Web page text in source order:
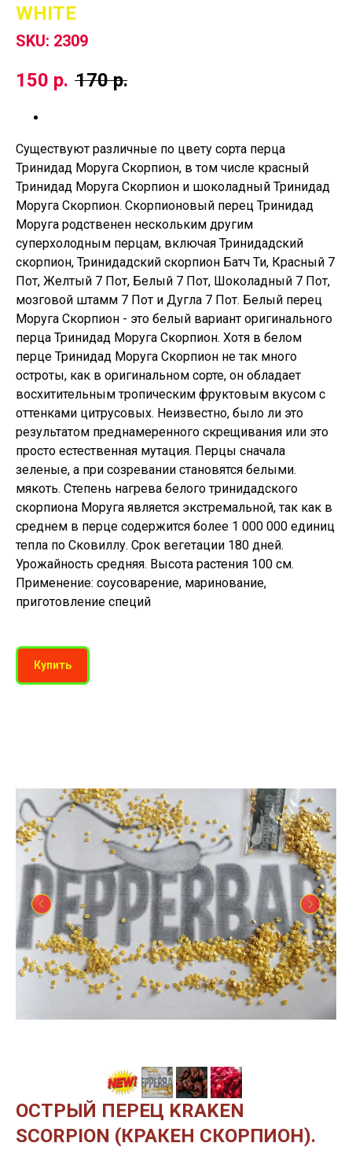
WHITE
SKU: 2309
150 р. 170 р.
Существуют различные по цвету сорта перца
Тринидад Моруга Скорпион, в том числе красный
Тринидад Моруга Скорпион и шоколадный Тринидад
Моруга Скорпион. Скорпионовый перец Тринидад
Моруга родственен нескольким другим
суперхолодным перцам, включая Тринидадский
скорпион, Тринидадский скорпион Батч Ти, Красный 7
Пот, Желтый 7 Пот, Белый 7 Пот, Шоколадный 7 Пот,
мозговой штамм 7 Пот и Дугла 7 Пот. Белый перец
Моруга Скорпион - это белый вариант оригинального
перца Тринидад Моруга Скорпион. Хотя в белом
перце Тринидад Моруга Скорпион не так много
остроты, как в оригинальном сорте, он обладает
восхитительным тропическим фруктовым вкусом с
оттенками цитрусовых. Неизвестно, было ли это
результатом преднамеренного скрещивания или это
просто естественная мутация. Перцы сначала
зеленые, а при созревании становятся белыми.
мякоть. Степень нагрева белого тринидадского
скорпиона Моруга является экстремальной, так как в
среднем в перце содержится более 1 000 000 единиц
тепла по Сковиллу. Срок вегетации 180 дней.
Урожайность средняя. Высота растения 100 см.
Применение: соусоварение, маринование,
приготовление специй
Купить
ОСТРЫЙ ПЕРЕЦ KRAKEN
SCORPION (КРАКЕН СКОРПИОН).